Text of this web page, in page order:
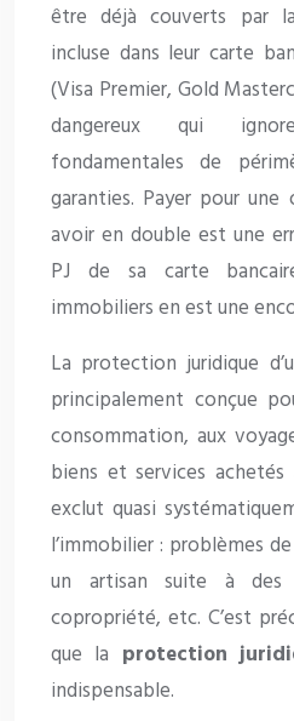
être déjà couverts par
incluse dans leur carte
(Visa Premier, Gold
dangereux qui
fondamentales de
garanties. Payer pour
avoir en double est une
PJ de sa carte
immobiliers en est une
La protection juridique
principalement conçue
consommation, aux
biens et services
exclut quasi
l’immobilier : problèmes
un artisan suite à des
copropriété, etc. C’est
que la protection
indispensable.